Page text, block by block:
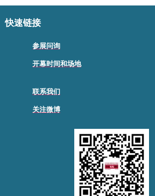
快速链接
参展问询
开幕时间和场地
联系我们
关注微博